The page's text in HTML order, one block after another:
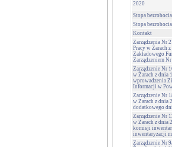
2020
Stopa bezrobocia
Stopa bezrobocia
Kontakt
Zarządzenia Nr
Pracy w Żarach
Zakładowego
Zarządzeniem
Zarządzenie Nr
w Żarach z dnia
wprowadzenia
Informacji w
Zarządzenie Nr
w Żarach z dnia
dodatkowego
Zarządzenie Nr
w Żarach z dnia
komisji
inwentaryzacji
Zarządzenie Nr